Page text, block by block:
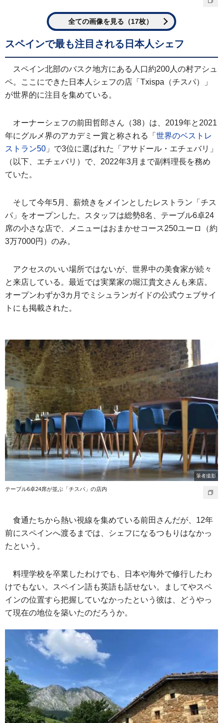
全ての画像を見る（17枚）
スペインで最も注目される日本人シェフ
スペイン北部のバスク地方にある人口約200人の村アシュ
ペ。ここにできた日本人シェフの店「Txispa（チスパ）」
が世界的に注目を集めている。
オーナーシェフの前田哲郎さん（38）は、2019年と2021
年にグルメ界のアカデミー賞と称される「 世界のベストレ
ストラン50 」で3位に選ばれた「アサドール・エチェバリ」
（以下、エチェバリ）で、2022年3月まで副料理長を務め
ていた。
そして今年5月、薪焼きをメインとしたレストラン「チス
パ」をオープンした。スタッフは総勢8名、テーブル6卓24
席の小さな店で、メニューはおまかせコース250ユーロ（約
3万7000円）のみ。
アクセスのいい場所ではないが、世界中の美食家が続々
と来店している。最近では実業家の堀江貴文さんも来店。
オープンわずか3カ月でミシュランガイドの公式ウェブサイ
トにも掲載された。
筆者撮影
テーブル6卓24席が並ぶ「チスパ」の店内
食通たちから熱い視線を集めている前田さんだが、12年
前にスペインへ渡るまでは、シェフになるつもりはなかっ
たという。
料理学校を卒業したわけでも、日本や海外で修行したわ
けでもない。スペイン語も英語も話せない。ましてやスペ
インの位置すら把握していなかったという彼は、どうやっ
て現在の地位を築いたのだろうか。